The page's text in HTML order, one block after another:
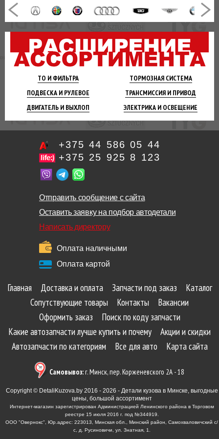
ТО И ФИЛЬТРА ТОРМОЗНАЯСИСТЕМА
ПОДВЕСКА И РУЛЕВОЕ ТРАНСМИССИЯ И ПРИВОД
ДВИГАТЕЛЬ И ВЫХЛОП ЭЛЕКТРИКА И ОСВЕЩЕНИЕ
+375 44 586 05 44
+375 25 925 8 123
Отправить сообщение с сайта
Оставить заявку на подбор автодетали
Написать директору
Оплата наличными
Оплата картой
Главная Доставка и оплата Запчасти под заказ
Каталог
Сопутствующие товары
Контакты
Вакансии
Оформить заказ
Поиск по коду запчасти
Какие автозапчасти лучше купить и почему
Акции и скидки
Автозапчасти по категориям
Все для авто Карта сайта
Самовывоз:г. Минск, пер. Корженевского 2А - 18
Copyright © DetaliKuzova.by 2016 - 2026 - Детали кузова в Минске, выгодные
цены, большой ассортимент
Интернет-магазин зарегистрирован Администрацией Ленинского района в Торговом
реестре 15 июля 2016 г. под №344919.
ООО "Овернокс", Юр.адрес: 223013, Минская обл., Минский район, Самохваловичский с/
с, д. Русиновичи, ул. Знатная, 1.